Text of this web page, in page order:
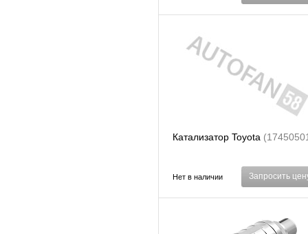
Катализатор Toyota
Нет в наличии Запросить